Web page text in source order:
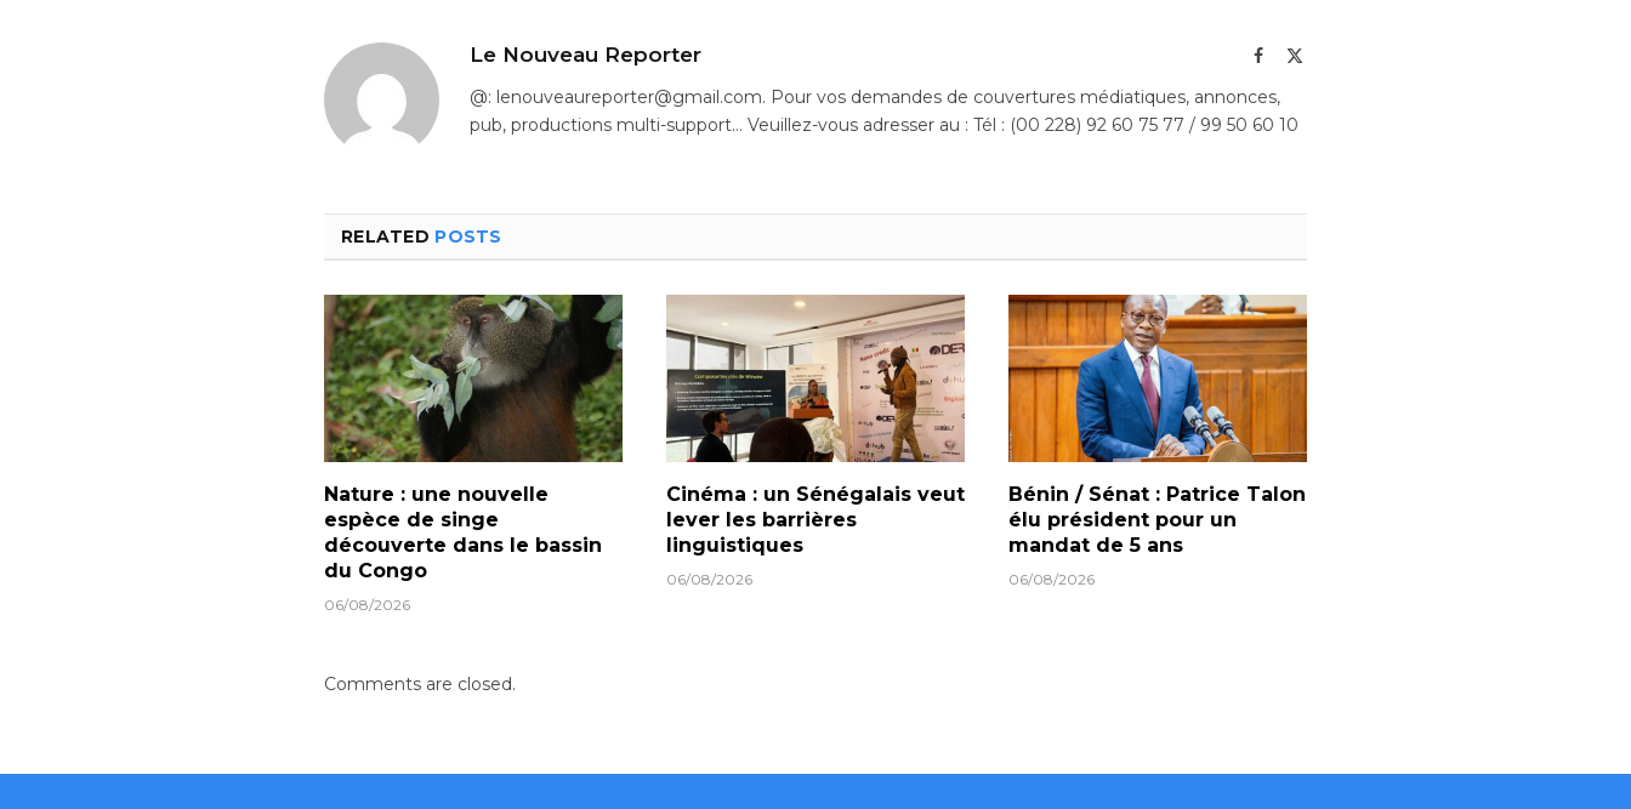
Le Nouveau Reporter Facebook
@: lenouveaureporter@gmail.com. Pour vos demandes de couvertures médiatiques, annonces,
pub, productions multi-support… Veuillez-vous adresser au : Tél : (00 228) 92 60 75 77 / 99 50 60 10
RELATED POSTS
Nature : une nouvelle
espèce de singe
découverte dans le bassin
du Congo
06/08/2026
Cinéma : un Sénégalais veut
lever les barrières
linguistiques
06/08/2026
Bénin / Sénat : Patrice Talon
élu président pour un
mandat de 5 ans
06/08/2026
Comments are closed.